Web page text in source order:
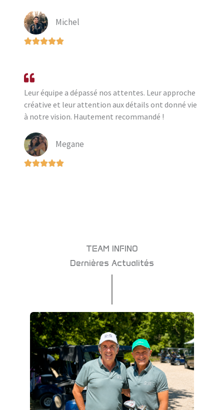
Michel
Leur équipe a dépassé nos attentes. Leur approche
créative et leur attention aux détails ont donné vie
à notre vision. Hautement recommandé !
Megane
TEAM INFINO
Dernières Actualités